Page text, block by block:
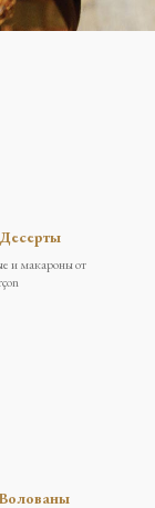
и макароны от